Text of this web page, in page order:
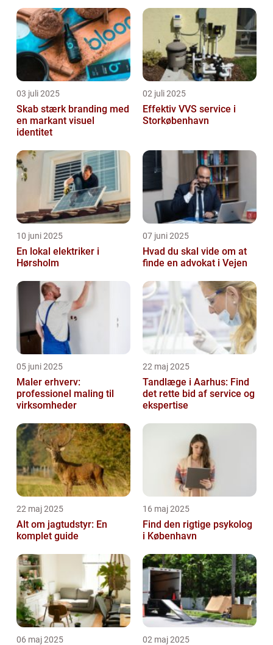
03 juli 2025
Skab stærk branding med
en markant visuel
identitet
02 juli 2025
Effektiv VVS service i
Storkøbenhavn
10 juni 2025
En lokal elektriker i
Hørsholm
07 juni 2025
Hvad du skal vide om at
finde en advokat i Vejen
05 juni 2025
Maler erhverv:
professionel maling til
virksomheder
22 maj 2025
Tandlæge i Aarhus: Find
det rette bid af service og
ekspertise
22 maj 2025
Alt om jagtudstyr: En
komplet guide
16 maj 2025
Find den rigtige psykolog
i København
06 maj 2025 02 maj 2025